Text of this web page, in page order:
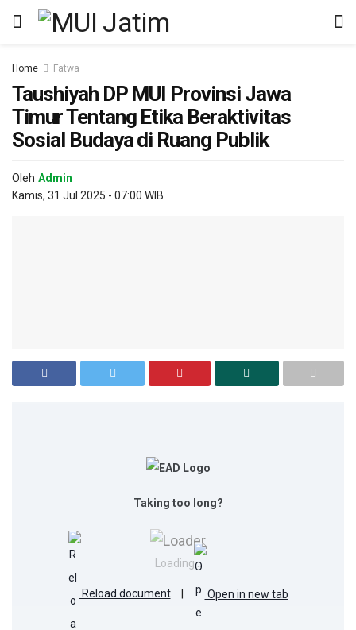
Home Fatwa
Taushiyah DP MUI Provinsi Jawa
Timur Tentang Etika Beraktivitas
Sosial Budaya di Ruang Publik
Oleh Admin
Kamis, 31 Jul 2025 - 07:00 WIB
Loading...
Taking too long?
Reload document Open in new tab